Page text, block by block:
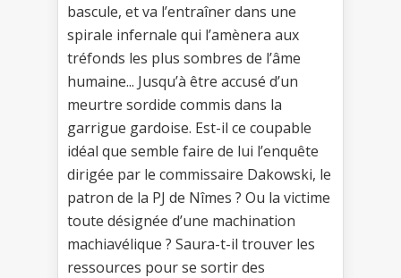
bascule, et va l’entraîner dans une
spirale infernale qui l’amènera aux
tréfonds les plus sombres de l’âme
humaine... Jusqu’à être accusé d’un
meurtre sordide commis dans la
garrigue gardoise. Est-il ce coupable
idéal que semble faire de lui l’enquête
dirigée par le commissaire Dakowski, le
patron de la PJ de Nîmes ? Ou la victime
toute désignée d’une machination
machiavélique ? Saura-t-il trouver les
ressources pour se sortir des